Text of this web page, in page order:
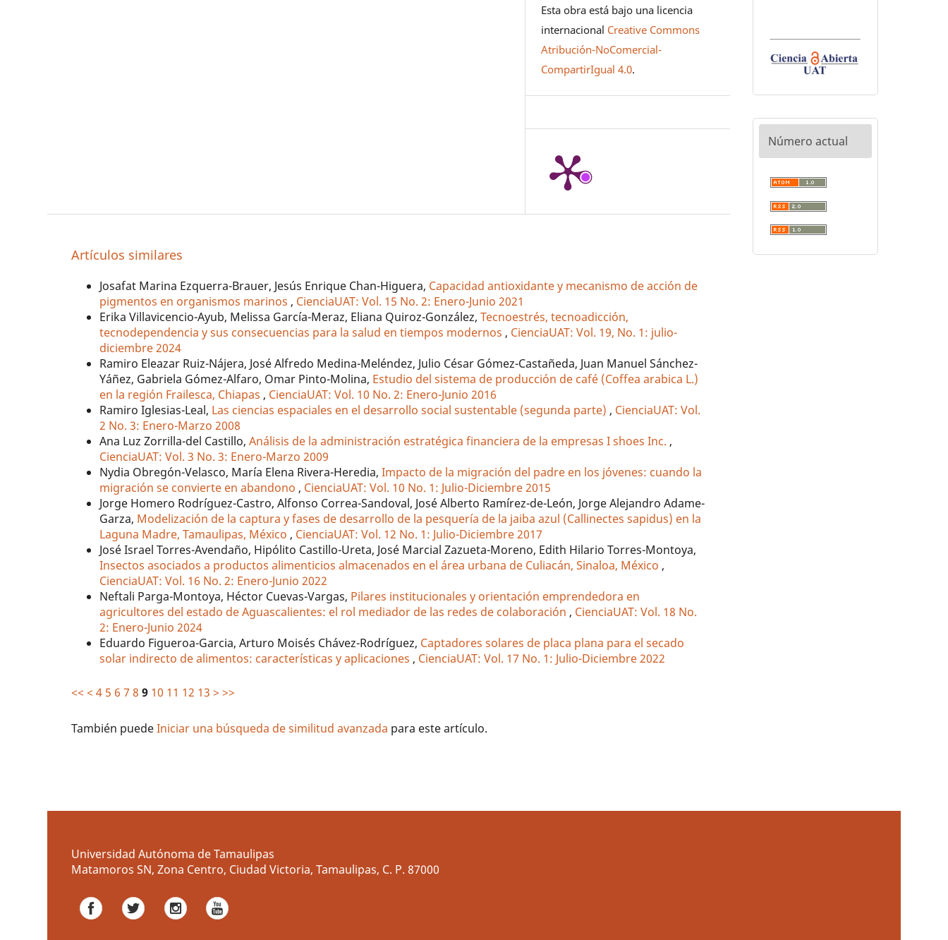
Esta obra está bajo una licencia
internacional Creative Commons
Atribución-NoComercial-
CompartirIgual 4.0.
Artículos similares
Josafat Marina Ezquerra-Brauer, Jesús Enrique Chan-Higuera, Capacidad antioxidante y mecanismo de acción de
pigmentos en organismos marinos, CienciaUAT: Vol. 15 No. 2: Enero-Junio 2021
Erika Villavicencio-Ayub, Melissa García-Meraz, Eliana Quiroz-González,Tecnoestrés, tecnoadicción,
tecnodependencia y sus consecuencias para la salud en tiempos modernos, CienciaUAT: Vol. 19, No. 1: julio-
diciembre 2024
Ramiro Eleazar Ruiz-Nájera, José Alfredo Medina-Meléndez, Julio César Gómez-Castañeda, Juan Manuel Sánchez-
Yáñez, Gabriela Gómez-Alfaro, Omar Pinto-Molina, Estudio del sistema de producción de café (Coffea arabica L.)
en la región Frailesca, Chiapas, CienciaUAT: Vol. 10 No. 2: Enero-Junio 2016
Ramiro Iglesias-Leal, Las ciencias espaciales en el desarrollo social sustentable (segunda parte), CienciaUAT: Vol.
2 No. 3: Enero-Marzo 2008
Ana Luz Zorrilla-del Castillo,Análisis de la administración estratégica financiera de la empresas I shoes Inc.,
CienciaUAT: Vol. 3 No. 3: Enero-Marzo 2009
Nydia Obregón-Velasco, María Elena Rivera-Heredia,Impacto de la migración del padre en los jóvenes: cuando la
migración se convierte en abandono, CienciaUAT: Vol. 10 No. 1: Julio-Diciembre 2015
Jorge Homero Rodríguez-Castro, Alfonso Correa-Sandoval, José Alberto Ramírez-de-León, Jorge Alejandro Adame-
Garza, Modelización de la captura y fases de desarrollo de la pesquería de la jaiba azul (Callinectes sapidus) en la
Laguna Madre, Tamaulipas, México, CienciaUAT: Vol. 12 No. 1: Julio-Diciembre 2017
José Israel Torres-Avendaño, Hipólito Castillo-Ureta, José Marcial Zazueta-Moreno, Edith Hilario Torres-Montoya,
Insectos asociados a productos alimenticios almacenados en el área urbana de Culiacán, Sinaloa, México,
CienciaUAT: Vol. 16 No. 2: Enero-Junio 2022
Neftali Parga-Montoya, Héctor Cuevas-Vargas, Pilares institucionales y orientación emprendedora en
agricultores del estado de Aguascalientes: el rol mediador de las redes de colaboración, CienciaUAT: Vol. 18 No.
2: Enero-Junio 2024
Eduardo Figueroa-Garcia, Arturo Moisés Chávez-Rodríguez, Captadores solares de placa plana para el secado
solar indirecto de alimentos: características y aplicaciones, CienciaUAT: Vol. 17 No. 1: Julio-Diciembre 2022
<< < 4 5 6 7 8 9 10 11 12 13 > >>
También puedeIniciar una búsqueda de similitud avanzada para este artículo.
Número actual
Universidad Autónoma de Tamaulipas
Matamoros SN, Zona Centro, Ciudad Victoria, Tamaulipas, C. P. 87000